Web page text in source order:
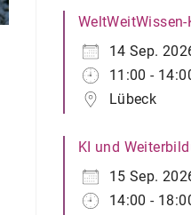
14 Sep.
11:00 -
Lübeck
KI und
15 Sep.
14:00 -